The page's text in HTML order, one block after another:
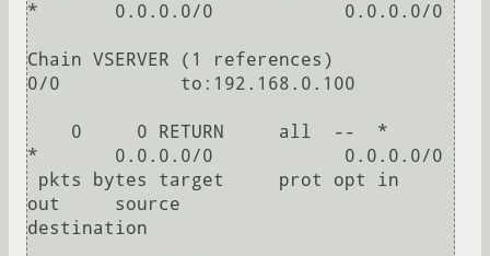
*       0.0.0.0/0            0.0.0.0/0
Chain VSERVER (1 references)
0/0           to:192.168.0.100
*       0.0.0.0/0            0.0.0.0/0
out     source
destination